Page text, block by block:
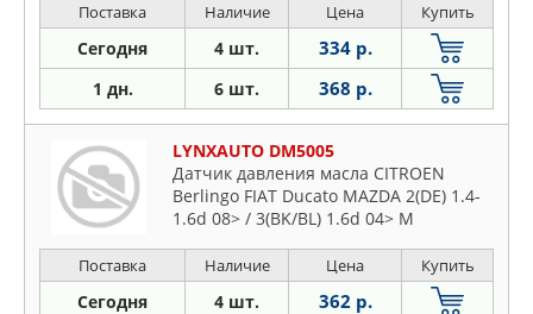
Поставка Наличие Цена Купить
Сегодня 4 шт. 334 р.
1 дн. 6 шт. 368 р.
LYNXAUTO DM5005
Датчик давления масла CITROEN
Berlingo FIAT Ducato MAZDA 2(DE) 1.4-
1.6d 08> / 3(BK/BL) 1.6d 04> M
Поставка Наличие Цена Купить
Сегодня 4 шт. 362 р.